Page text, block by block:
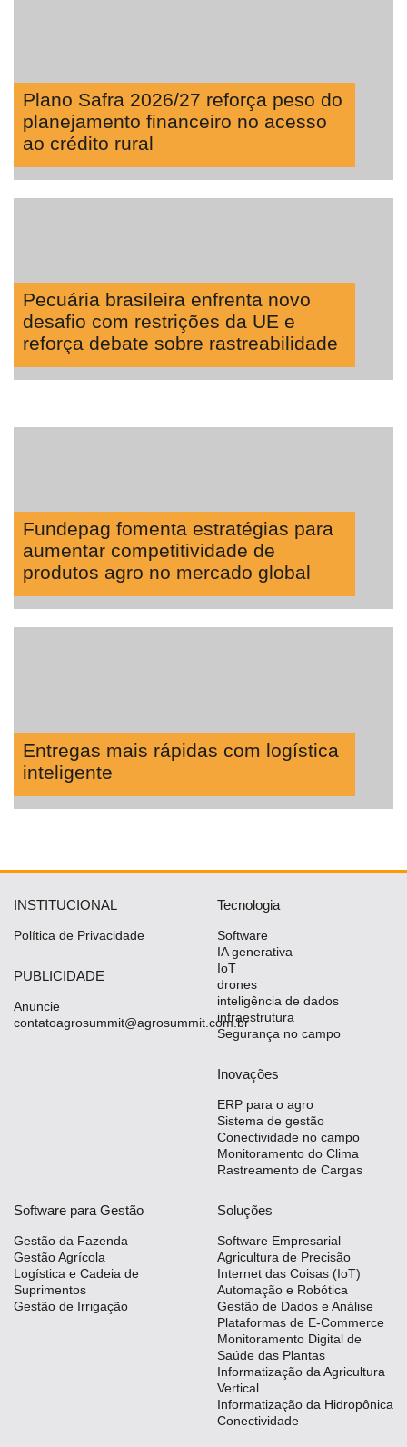
Plano Safra 2026/27 reforça peso do
planejamento financeiro no acesso
ao crédito rural
Pecuária brasileira enfrenta novo
desafio com restrições da UE e
reforça debate sobre rastreabilidade
Fundepag fomenta estratégias para
aumentar competitividade de
produtos agro no mercado global
Entregas mais rápidas com logística
inteligente
INSTITUCIONAL
Política de Privacidade
PUBLICIDADE
Anuncie
contatoagrosummit@agrosummit.com.br
Tecnologia
Software
IA generativa
IoT
drones
inteligência de dados
infraestrutura
Segurança no campo
Inovações
ERP para o agro
Sistema de gestão
Conectividade no campo
Monitoramento do Clima
Rastreamento de Cargas
Software para Gestão
Gestão da Fazenda
Gestão Agrícola
Logística e Cadeia de
Suprimentos
Gestão de Irrigação
Soluções
Software Empresarial
Agricultura de Precisão
Internet das Coisas (IoT)
Automação e Robótica
Gestão de Dados e Análise
Plataformas de E-Commerce
Monitoramento Digital de
Saúde das Plantas
Informatização da Agricultura
Vertical
Informatização da Hidropônica
Conectividade